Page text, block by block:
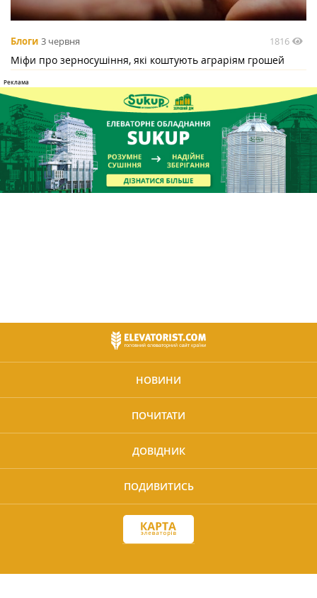
Блоги 3 червня 1816
Міфи про зерносушіння, які коштують аграріям грошей
НОВИНИ
ПОЧИТАТИ
ДОВІДНИК
ПОДИВИТИСЬ